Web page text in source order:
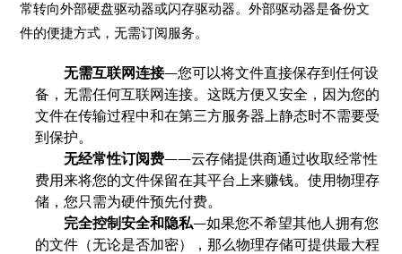
常转向外部硬盘驱动器或闪存驱动器。外部驱动器是备份文
件的便捷方式，无需订阅服务。
无需互联网连接—您可以将文件直接保存到任何设
备，无需任何互联网连接。这既方便又安全，因为您的
文件在传输过程中和在第三方服务器上静态时不需要受
到保护。
无经常性订阅费——云存储提供商通过收取经常性
费用来将您的文件保留在其平台上来赚钱。使用物理存
储，您只需为硬件预先付费。
完全控制安全和隐私—如果您不希望其他人拥有您
的文件（无论是否加密），那么物理存储可提供最大程